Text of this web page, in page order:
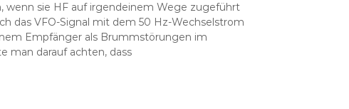
wenn sie HF auf irgendeinem Wege zugeführt
das VFO-Signal mit dem 50 Hz-Wechselstrom
Empfänger als Brummstörungen im
man darauf achten, dass